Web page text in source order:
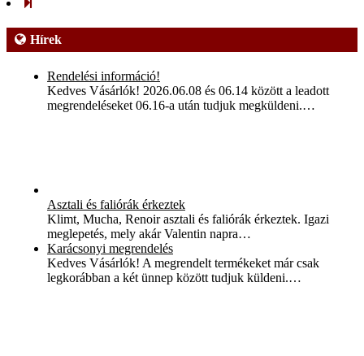
Hírek
Rendelési információ!
Kedves Vásárlók! 2026.06.08 és 06.14 között a leadott
megrendeléseket 06.16-a után tudjuk megküldeni.…
Asztali és faliórák érkeztek
Klimt, Mucha, Renoir asztali és faliórák érkeztek. Igazi
meglepetés, mely akár Valentin napra…
Karácsonyi megrendelés
Kedves Vásárlók! A megrendelt termékeket már csak
legkorábban a két ünnep között tudjuk küldeni.…